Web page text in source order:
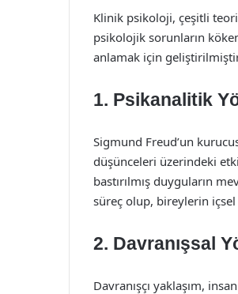
Klinik psikoloji, çeşitli
psikolojik sorunların
anlamak için
1. Psikanalitik
Sigmund Freud’un
düşünceleri üzerindeki
bastırılmış duyguların
süreç olup, bireylerin içsel
2. Davranışsal
Davranışçı yaklaşım,